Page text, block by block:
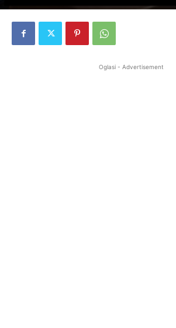
Oglasi - Advertisement